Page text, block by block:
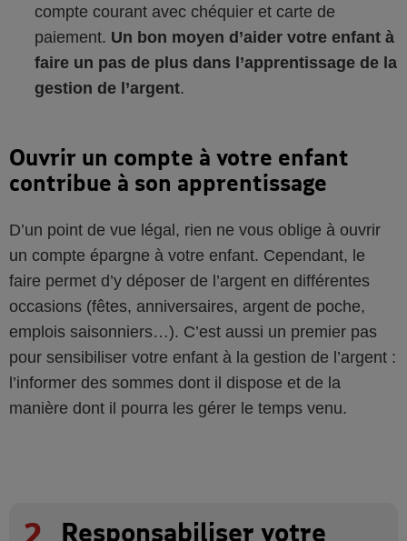
compte courant avec chéquier et carte de
paiement. Un bon moyen d’aider votre enfant à
faire un pas de plus dans l’apprentissage de la
gestion de l’argent.
Ouvrir un compte à votre enfant
contribue à son apprentissage
D’un point de vue légal, rien ne vous oblige à ouvrir
un compte épargne à votre enfant. Cependant, le
faire permet d’y déposer de l’argent en différentes
occasions (fêtes, anniversaires, argent de poche,
emplois saisonniers…). C’est aussi un premier pas
pour sensibiliser votre enfant à la gestion de l’argent :
l’informer des sommes dont il dispose et de la
manière dont il pourra les gérer le temps venu.
2 Responsabiliser votre